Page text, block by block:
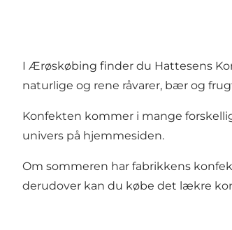
I Ærøskøbing finder du Hattesens
naturlige og rene råvarer, bær og
Konfekten kommer i mange
univers på hjemmesiden.
Om sommeren har fabrikkens
derudover kan du købe det lækre